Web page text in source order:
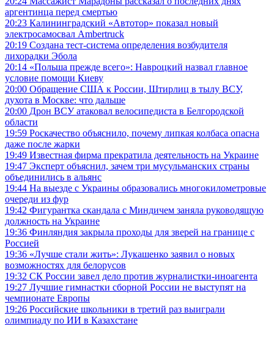
аргентинца перед смертью
20:23 Калининградский «Автотор» показал новый
электросамосвал Ambertruck
20:19 Создана тест-система определения возбудителя
лихорадки Эбола
20:14 «Польша прежде всего»: Навроцкий назвал главное
условие помощи Киеву
20:00 Обращение США к России, Штирлиц в тылу ВСУ,
духота в Москве: что дальше
20:00 Дрон ВСУ атаковал велосипедиста в Белгородской
области
19:59 Роскачество объяснило, почему липкая колбаса опасна
даже после жарки
19:49 Известная фирма прекратила деятельность на Украине
19:47 Эксперт объяснил, зачем три мусульманских страны
объединились в альянс
19:44 На выезде с Украины образовались многокилометровые
очереди из фур
19:42 Фигурантка скандала с Миндичем заняла руководящую
должность на Украине
19:36 Финляндия закрыла проходы для зверей на границе с
Россией
19:36 «Лучше стали жить»: Лукашенко заявил о новых
возможностях для белорусов
19:32 СК России завел дело против журналистки-иноагента
19:27 Лучшие гимнастки сборной России не выступят на
чемпионате Европы
19:26 Российские школьники в третий раз выиграли
олимпиаду по ИИ в Казахстане